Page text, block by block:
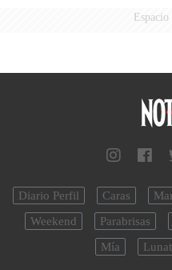
Diario Perfil Caras
Weekend
Parabrisas
Mía